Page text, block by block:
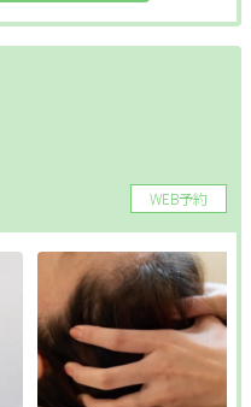
WEB予約